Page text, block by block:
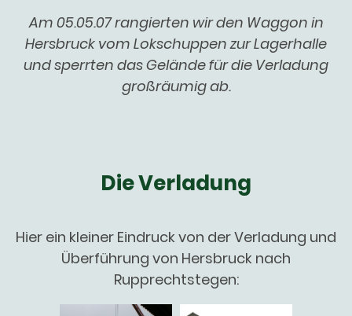
Am 05.05.07 rangierten wir den Waggon in
Hersbruck vom Lokschuppen zur Lagerhalle
und sperrten das Gelände für die Verladung
großräumig ab.
Die Verladung
Hier ein kleiner Eindruck von der Verladung und
Überführung von Hersbruck nach
Rupprechtstegen: